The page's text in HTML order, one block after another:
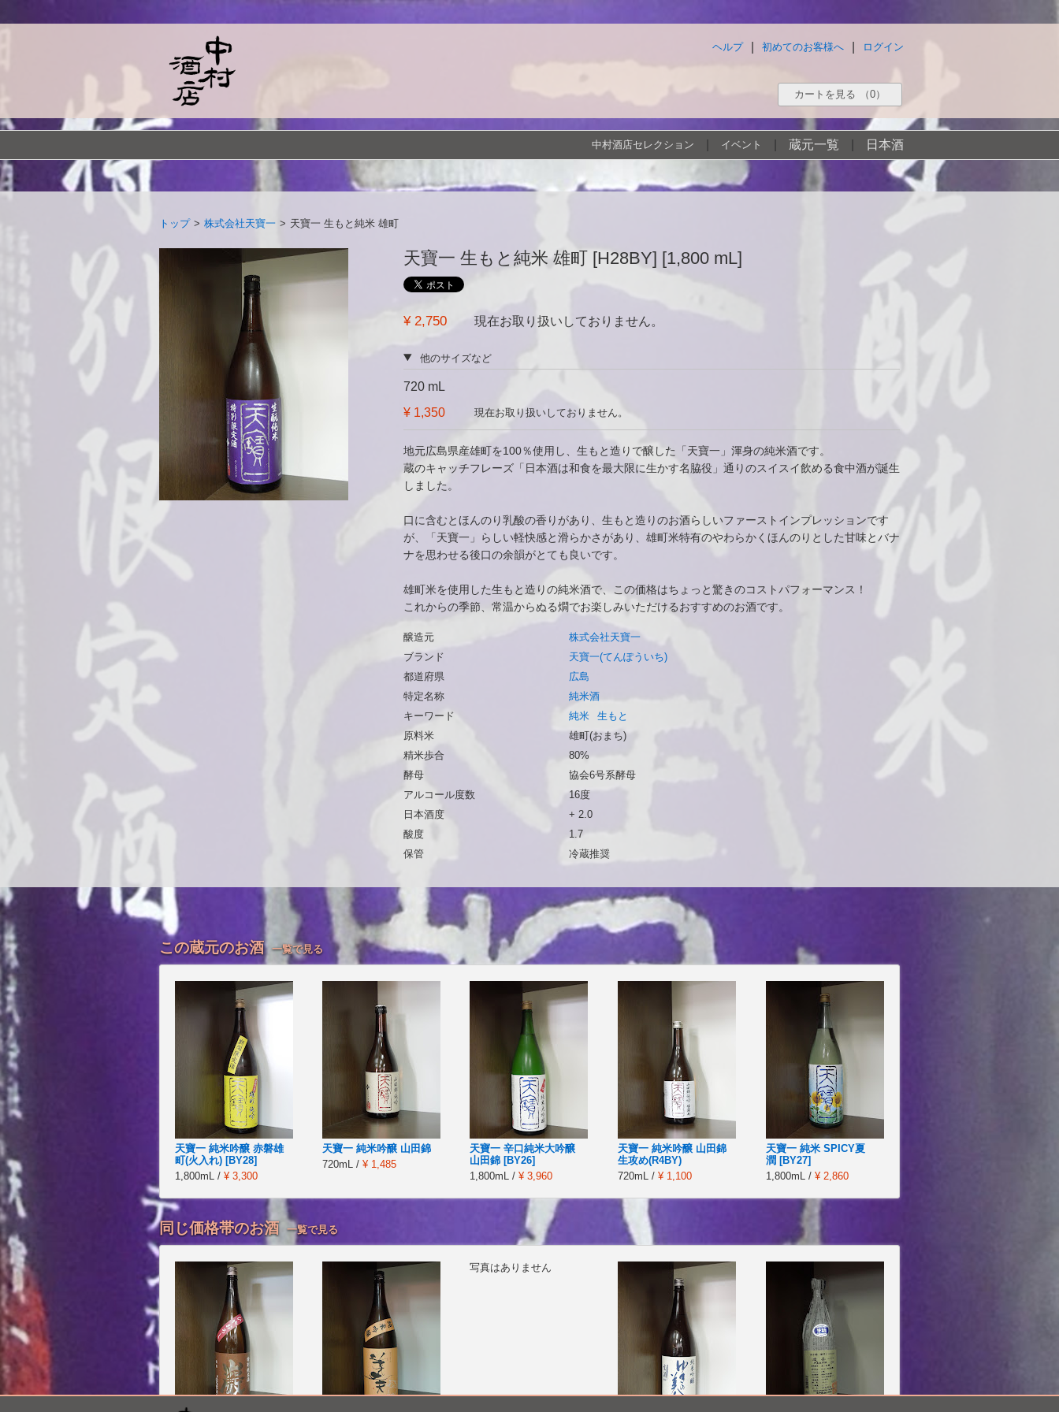
ログイン
初めてのお客様へ
ヘルプ
カートを見る （0）
中村酒店セレクション イベント 蔵元一覧 日本酒
トップ > 株式会社天寶一 > 天寶一 生もと純米 雄町
天寶一 生もと純米 雄町 [H28BY] [1,800 mL]
¥ 2,750 現在お取り扱いしておりません。
他のサイズなど
720 mL
¥ 1,350
現在お取り扱いしておりません。
地元広島県産雄町を100％使用し、生もと造りで醸した「天寶一」渾身の純米酒です。
蔵のキャッチフレーズ「日本酒は和食を最大限に生かす名脇役」通りのスイスイ飲める食中酒が誕生
しました。
口に含むとほんのり乳酸の香りがあり、生もと造りのお酒らしいファーストインプレッションです
が、「天寶一」らしい軽快感と滑らかさがあり、雄町米特有のやわらかくほんのりとした甘味とバナ
ナを思わせる後口の余韻がとても良いです。
雄町米を使用した生もと造りの純米酒で、この価格はちょっと驚きのコストパフォーマンス！
これからの季節、常温からぬる燗でお楽しみいただけるおすすめのお酒です。
醸造元
株式会社天寶一
ブランド
天寶一(てんぽういち)
都道府県
広島
特定名称
純米酒
キーワード
純米
生もと
原料米
雄町(おまち)
精米歩合
80%
酵母
協会6号系酵母
アルコール度数
16度
日本酒度
+ 2.0
酸度
1.7
保管
冷蔵推奨
この蔵元のお酒 一覧で見る
天寶一 純米吟醸 赤磐雄
町(火入れ) [BY28]
1,800mL / ¥ 3,300
天寶一 純米吟醸 山田錦
720mL / ¥ 1,485
天寶一 辛口純米大吟醸
山田錦 [BY26]
1,800mL / ¥ 3,960
天寶一 純米吟醸 山田錦
生攻め(R4BY)
720mL / ¥ 1,100
天寶一 純米 SPICY夏
潤 [BY27]
1,800mL / ¥ 2,860
同じ価格帯のお酒 一覧で見る
写真はありません